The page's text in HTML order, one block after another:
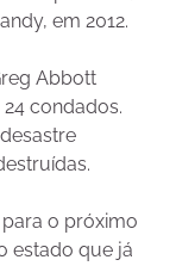
em 2012.
Abbott
condados.
o próximo
estado que já